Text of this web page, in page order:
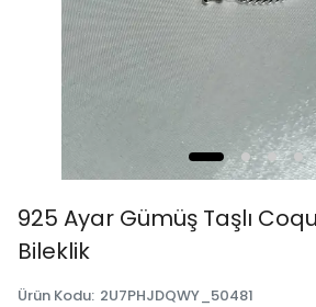
925 Ayar Gümüş Taşlı
Bileklik
Ürün Kodu: 2U7PHJDQWY_50481